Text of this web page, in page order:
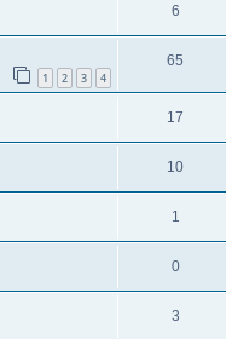
6
1 2 3 4
65
17
10
1
0
3